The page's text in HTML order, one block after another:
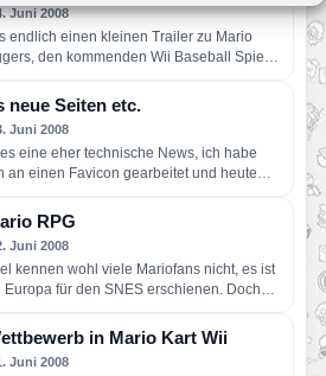
Juni 2008
endlich einen kleinen Trailer zu Mario
den kommenden Wii Baseball Spiel
neue Seiten etc.
Juni 2008
eine eher technische News, ich habe
an einen Favicon gearbeitet und heute
RPG
Juni 2008
kennen wohl viele Mariofans nicht, es ist
Europa für den SNES erschienen. Doch…
in Mario Kart Wii
Juni 2008